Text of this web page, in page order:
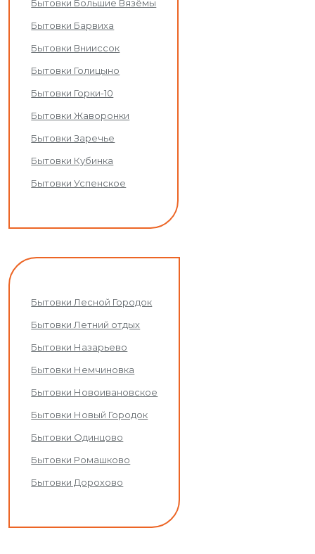
Бытовки Большие Вязёмы
Бытовки Барвиха
Бытовки Внииссок
Бытовки Голицыно
Бытовки Горки-10
Бытовки Жаворонки
Бытовки Заречье
Бытовки Кубинка
Бытовки Успенское
Бытовки Лесной Городок
Бытовки Летний отдых
Бытовки Назарьево
Бытовки Немчиновка
Бытовки Новоивановское
Бытовки Новый Городок
Бытовки Одинцово
Бытовки Ромашково
Бытовки Дорохово